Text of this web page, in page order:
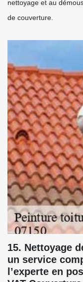
nettoyage et au
de couverture.
15. Nettoyage
un service
l’experte en